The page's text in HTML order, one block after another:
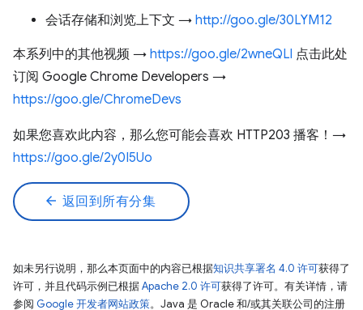
会话存储和浏览上下文 → http://goo.gle/30LYM12
本系列中的其他视频 → https://goo.gle/2wneQLl 点击此处
订阅 Google Chrome Developers →
https://goo.gle/ChromeDevs
如果您喜欢此内容，那么您可能会喜欢 HTTP203 播客！→
https://goo.gle/2y0I5Uo
arrow_back 返回到所有分集
如未另行说明，那么本页面中的内容已根据知识共享署名 4.0 许可获得了
许可，并且代码示例已根据Apache 2.0 许可获得了许可。有关详情，请
参阅 Google 开发者网站政策。Java 是 Oracle 和/或其关联公司的注册